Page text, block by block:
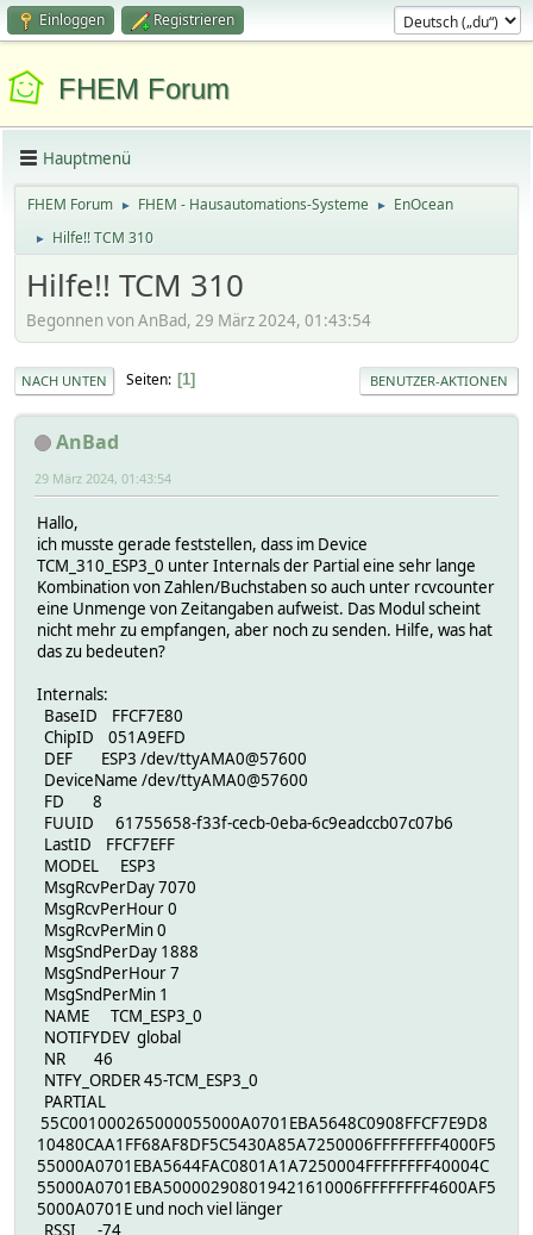
Einloggen Registrieren
FHEM Forum
Hauptmenü
FHEM Forum ► FHEM - Hausautomations-Systeme ► EnOcean
► Hilfe!! TCM 310
Hilfe!! TCM 310
Begonnen von AnBad, 29 März 2024, 01:43:54
NACH UNTEN Seiten 1 BENUTZER-AKTIONEN
AnBad
29 März 2024, 01:43:54
Hallo,
ich musste gerade feststellen, dass im Device
TCM_310_ESP3_0 unter Internals der Partial eine sehr lange
Kombination von Zahlen/Buchstaben so auch unter rcvcounter
eine Unmenge von Zeitangaben aufweist. Das Modul scheint
nicht mehr zu empfangen, aber noch zu senden. Hilfe, was hat
das zu bedeuten?
Internals:
BaseID FFCF7E80
ChipID 051A9EFD
DEF ESP3 /dev/ttyAMA0@57600
DeviceName /dev/ttyAMA0@57600
FD 8
FUUID 61755658-f33f-cecb-0eba-6c9eadccb07c07b6
LastID FFCF7EFF
MODEL ESP3
MsgRcvPerDay 7070
MsgRcvPerHour 0
MsgRcvPerMin 0
MsgSndPerDay 1888
MsgSndPerHour 7
MsgSndPerMin 1
NAME TCM_ESP3_0
NOTIFYDEV global
NR 46
NTFY_ORDER 45-TCM_ESP3_0
PARTIAL
55C001000265000055000A0701EBA5648C0908FFCF7E9D8
10480CAA1FF68AF8DF5C5430A85A7250006FFFFFFFF4000F5
55000A0701EBA5644FAC0801A1A7250004FFFFFFFF40004C
55000A0701EBA500002908019421610006FFFFFFFF4600AF5
5000A0701E und noch viel länger
RSSI -74